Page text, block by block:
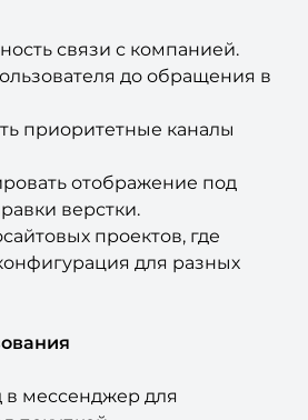
связи с компанией.
до обращения в
приоритетные каналы
отображение под
верстки.
проектов, где
для разных